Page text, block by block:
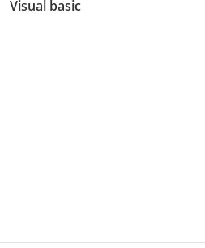
Visual basic